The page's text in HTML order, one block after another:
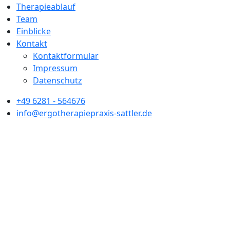
Therapieablauf
Team
Einblicke
Kontakt
Kontaktformular
Impressum
Datenschutz
+49 6281 - 564676
info@ergotherapiepraxis-sattler.de